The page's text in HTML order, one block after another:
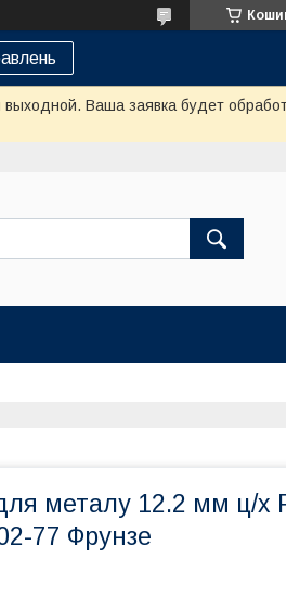
Ваша заявка будет
металу 12.2 мм ц/х
77 Фрунзе